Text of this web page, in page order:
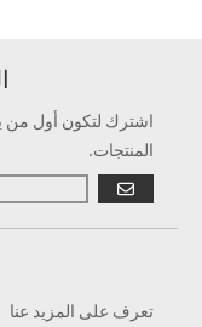
اشترك لتكون أول
المنتجات.
يذهب
تعرف على المزيد عنا